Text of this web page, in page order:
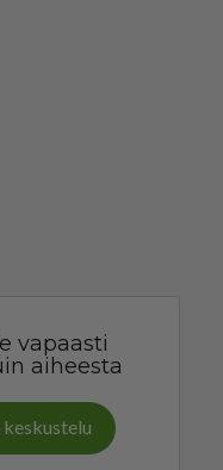
vapaasti
aiheesta